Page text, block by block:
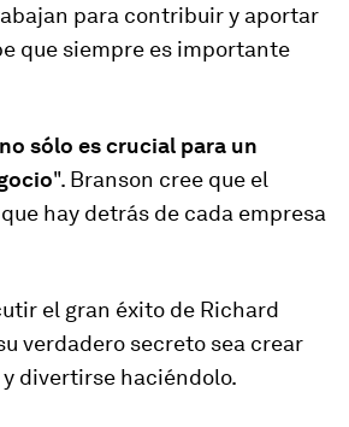
para contribuir y aportar
que siempre es importante
sólo es crucial para un
". Branson cree que el
hay detrás de cada empresa
el gran éxito de Richard
verdadero secreto sea crear
divertirse haciéndolo.